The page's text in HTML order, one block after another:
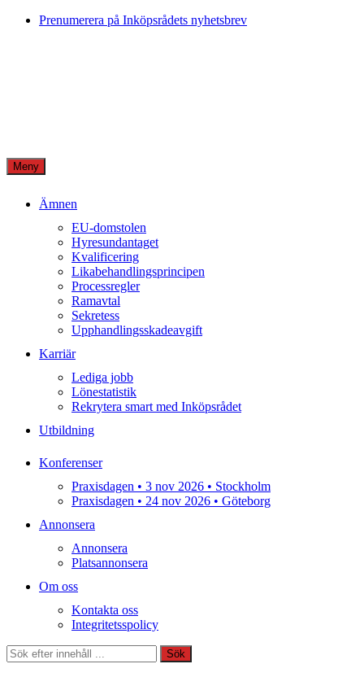
Skip
Prenumerera på Inköpsrådets nyhetsbrev
Meny
Ämnen
EU-domstolen
Hyresundantaget
Kvalificering
Likabehandlingsprincipen
Processregler
Ramavtal
Sekretess
Upphandlingsskadeavgift
Karriär
Lediga jobb
Lönestatistik
Rekrytera smart med Inköpsrådet
Utbildning
Konferenser
Praxisdagen • 3 nov 2026 • Stockholm
Praxisdagen • 24 nov 2026 • Göteborg
Annonsera
Annonsera
Platsannonsera
Om oss
Kontakta oss
Integritetsspolicy
Sök
Sök